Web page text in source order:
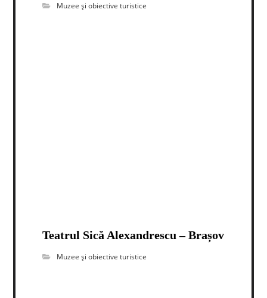
Muzee și obiective turistice
Teatrul Sică Alexandrescu – Brașov
Muzee și obiective turistice